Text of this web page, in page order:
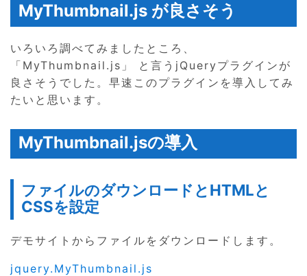
MyThumbnail.js が良さそう
いろいろ調べてみましたところ、
「MyThumbnail.js」 と言うjQueryプラグインが
良さそうでした。早速このプラグインを導入してみ
たいと思います。
MyThumbnail.jsの導入
ファイルのダウンロードとHTMLと
CSSを設定
デモサイトからファイルをダウンロードします。
jquery.MyThumbnail.js